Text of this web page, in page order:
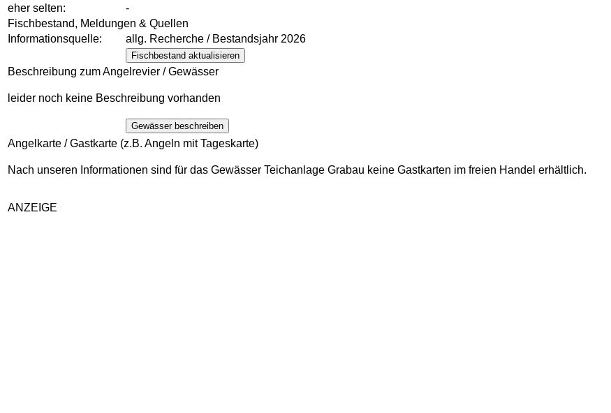
eher selten:
-
Fischbestand, Meldungen & Quellen
Informationsquelle:
allg. Recherche / Bestandsjahr 2026
Fischbestand aktualisieren
Beschreibung zum Angelrevier / Gewässer
leider noch keine Beschreibung vorhanden
Gewässer beschreiben
Angelkarte / Gastkarte (z.B. Angeln mit Tageskarte)
Nach unseren Informationen sind für das Gewässer Teichanlage Grabau keine Gastkarten im freien Handel erhältlich.
ANZEIGE